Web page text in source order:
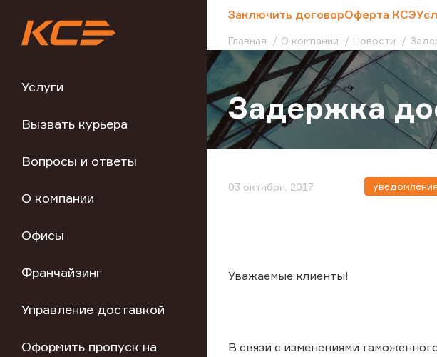
Услуги
Вызвать курьера
Вопросы и ответы
О компании
Офисы
Франчайзинг
Управление доставкой
Оформить пропуск на
Заключить договорОферта КСЭ
Главная О компании Новости
Задержка
03 октября, 2017 уведомления
Уважаемые клиенты!
В связи с изменениями